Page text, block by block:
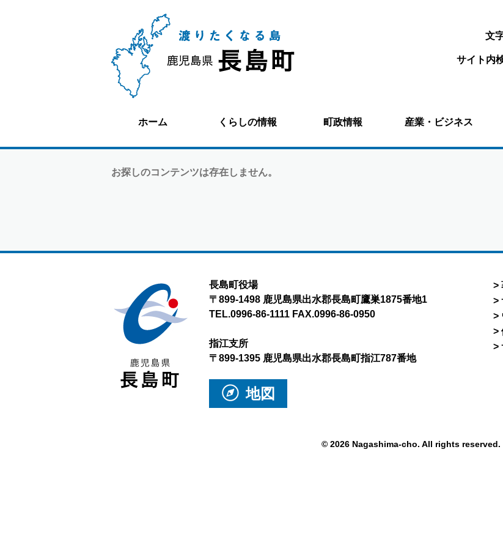
文
サイト内
ホーム くらしの情報 町政情報 産業・ビジネス
お探しのコンテンツは存在しません。
長島町役場
〒899-1498 鹿児島県出水郡長島町鷹巣1875番地1
TEL.0996-86-1111 FAX.0996-86-0950
指江支所
〒899-1395 鹿児島県出水郡長島町指江787番地
地図
© 2026 Nagashima-cho. All rights reserved.